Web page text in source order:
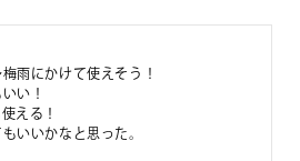
雨にかけて使えそう！
い！
える！
いいかなと思った。